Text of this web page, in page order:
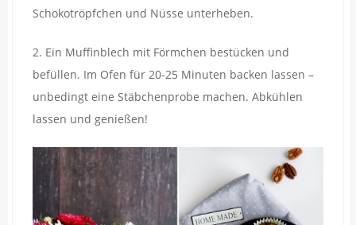
Schokotröpfchen und Nüsse unterheben.
2. Ein Muffinblech mit Förmchen bestücken und
befüllen. Im Ofen für 20-25 Minuten backen lassen –
unbedingt eine Stäbchenprobe machen. Abkühlen
lassen und genießen!